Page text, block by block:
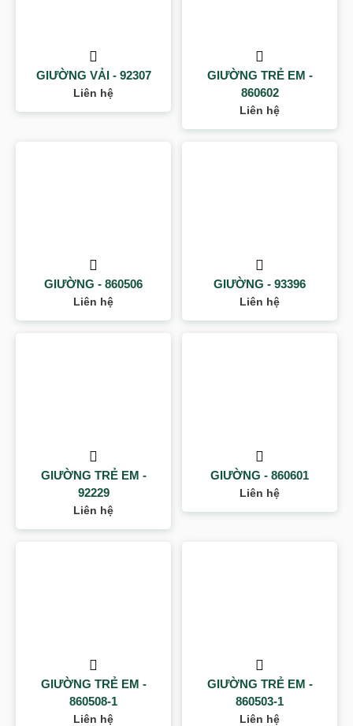
GIƯỜNG VẢI - 92307
Liên hệ
GIƯỜNG TRẺ EM -
860602
Liên hệ
GIƯỜNG - 860506
Liên hệ
GIƯỜNG - 93396
Liên hệ
GIƯỜNG TRẺ EM -
92229
Liên hệ
GIƯỜNG - 860601
Liên hệ
GIƯỜNG TRẺ EM -
860508-1
Liên hệ
GIƯỜNG TRẺ EM -
860503-1
Liên hệ